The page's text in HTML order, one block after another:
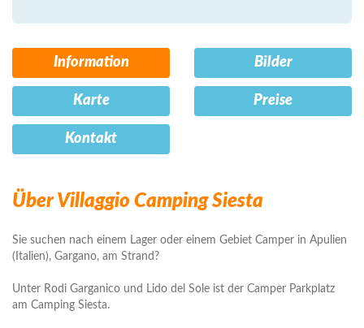
Information Bilder
Karte Preise
Kontakt
Über Villaggio Camping Siesta
Sie suchen nach einem Lager oder einem Gebiet Camper in Apulien
(Italien), Gargano, am Strand?
Unter Rodi Garganico und Lido del Sole ist der Camper Parkplatz
am Camping Siesta.